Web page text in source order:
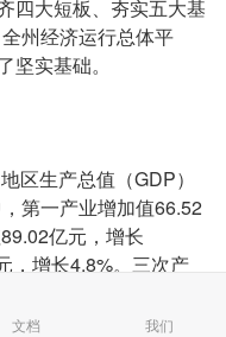
四大短板、夯实五大基
州经济运行总体平
实基础。
区生产总值（GDP）
第一产业增加值66.52
亿元，增长
，增长4.8%。三次产
8.9%、50.8%和
文档 我们